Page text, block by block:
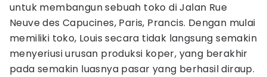
untuk membangun sebuah toko di Jalan Rue
Neuve des Capucines, Paris, Prancis. Dengan mulai
memiliki toko, Louis secara tidak langsung semakin
menyeriusi urusan produksi koper, yang berakhir
pada semakin luasnya pasar yang berhasil diraup.